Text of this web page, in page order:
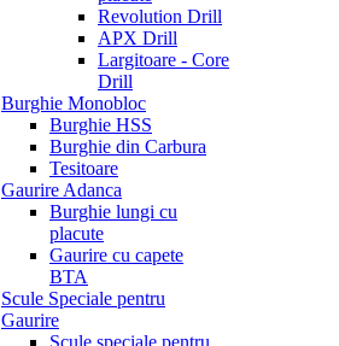
Revolution Drill
APX Drill
Largitoare - Core
Drill
Burghie Monobloc
Burghie HSS
Burghie din Carbura
Tesitoare
Gaurire Adanca
Burghie lungi cu
placute
Gaurire cu capete
BTA
Scule Speciale pentru
Gaurire
Scule speciale pentru